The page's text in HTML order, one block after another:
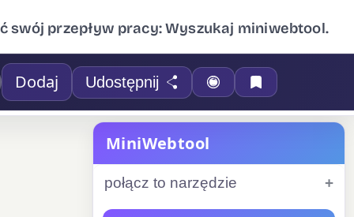
swój przepływ pracy: Wyszukaj miniwebtool.
Dodaj Udostępnij
MiniWebtool
połącz to narzędzie